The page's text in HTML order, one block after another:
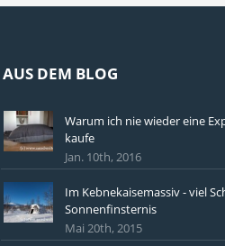
AUS DEM BLOG
Warum ich nie wieder eine
kaufe
Jan. 10th, 2016
Im Kebnekaisemassiv - viel
Sonnenfinsternis
Mai 20th, 2015